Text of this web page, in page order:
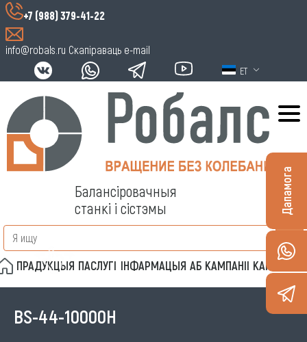
+7 (988) 379-41-22
info@robals.ru Скапіраваць e-mail
ET
Балансіровачныя
станкі і сістэмы
ПРАДУКЦЫЯ ПАСЛУГІ ІНФАРМАЦЫЯ АБ КАМПАНІІ КАНТАКТЫ
Horizontal
BS-44-10000H
Дапамога